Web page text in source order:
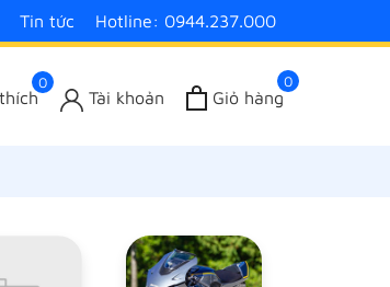
Tin tức Hotline: 0944.237.000
0
Tài khoản
0
Giỏ hàng